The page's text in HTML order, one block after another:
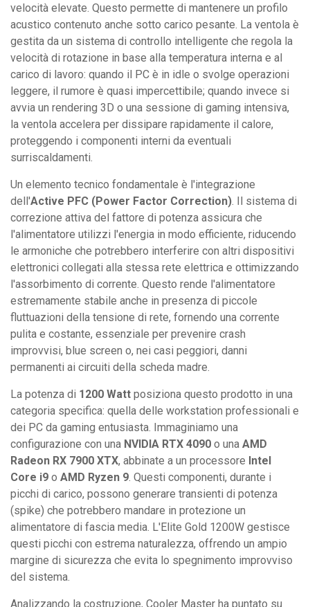
velocità elevate. Questo permette di mantenere un profilo
acustico contenuto anche sotto carico pesante. La ventola è
gestita da un sistema di controllo intelligente che regola la
velocità di rotazione in base alla temperatura interna e al
carico di lavoro: quando il PC è in idle o svolge operazioni
leggere, il rumore è quasi impercettibile; quando invece si
avvia un rendering 3D o una sessione di gaming intensiva,
la ventola accelera per dissipare rapidamente il calore,
proteggendo i componenti interni da eventuali
surriscaldamenti.
Un elemento tecnico fondamentale è l'integrazione
dell'Active PFC (Power Factor Correction) . Il sistema di
correzione attiva del fattore di potenza assicura che
l'alimentatore utilizzi l'energia in modo efficiente, riducendo
le armoniche che potrebbero interferire con altri dispositivi
elettronici collegati alla stessa rete elettrica e ottimizzando
l'assorbimento di corrente. Questo rende l'alimentatore
estremamente stabile anche in presenza di piccole
fluttuazioni della tensione di rete, fornendo una corrente
pulita e costante, essenziale per prevenire crash
improvvisi, blue screen o, nei casi peggiori, danni
permanenti ai circuiti della scheda madre.
La potenza di 1200 Watt posiziona questo prodotto in una
categoria specifica: quella delle workstation professionali e
dei PC da gaming entusiasta. Immaginiamo una
configurazione con una NVIDIA RTX 4090 o una AMD
Radeon RX 7900 XTX, abbinate a un processore Intel
Core i9 o AMD Ryzen 9 . Questi componenti, durante i
picchi di carico, possono generare transienti di potenza
(spike) che potrebbero mandare in protezione un
alimentatore di fascia media. L'Elite Gold 1200W gestisce
questi picchi con estrema naturalezza, offrendo un ampio
margine di sicurezza che evita lo spegnimento improvviso
del sistema.
Analizzando la costruzione, Cooler Master ha puntato su